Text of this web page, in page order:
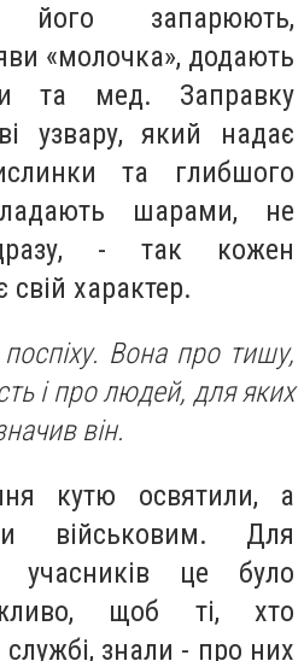
запарюють,
«молочка», додають
та мед. Заправку
узвару, який надає
та глибшого
шарами, не
- так кожен
свій характер.
Вона про тишу,
і про людей, для яких
він.
кутю освятили, а
військовим. Для
учасників це було
щоб ті, хто
службі, знали - про них